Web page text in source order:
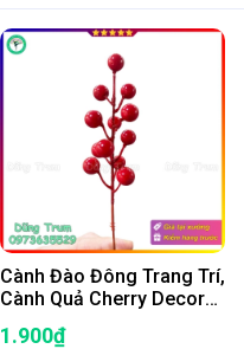
Cành Đào Đông Trang Trí,
Cành Quả Cherry Decor
Đủ Kích Thước
1.900₫